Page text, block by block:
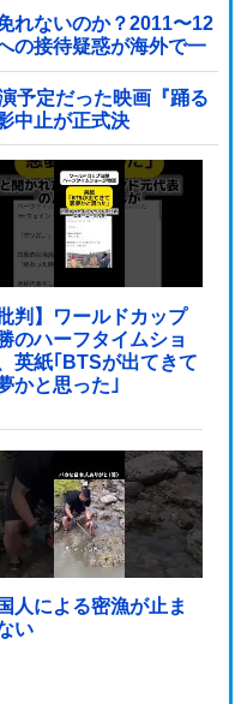
れないのか？2011〜12
の接待疑惑が海外で一
予定だった映画『踊る
中止が正式決
批判】ワールドカップ
のハーフタイムショ
英紙｢BTSが出てきて
かと思った｣
人による密漁が止ま
い